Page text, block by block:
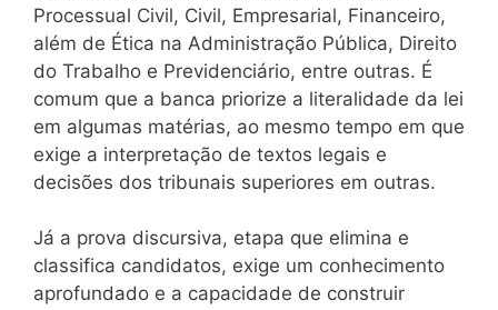
Processual Civil, Civil, Empresarial, Financeiro,
além de Ética na Administração Pública, Direito
do Trabalho e Previdenciário, entre outras. É
comum que a banca priorize a literalidade da lei
em algumas matérias, ao mesmo tempo em que
exige a interpretação de textos legais e
decisões dos tribunais superiores em outras.
Já a prova discursiva, etapa que elimina e
classifica candidatos, exige um conhecimento
aprofundado e a capacidade de construir